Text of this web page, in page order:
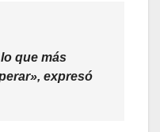
que más
expresó